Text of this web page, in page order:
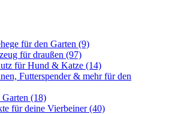
für den Garten (9)
für draußen (97)
für Hund & Katze (14)
Futterspender & mehr für den
(18)
für deine Vierbeiner (40)